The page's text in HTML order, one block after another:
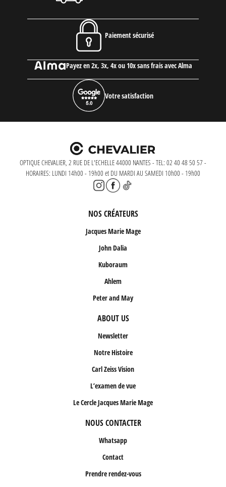
Paiement sécurisé
Payez en 2x, 3x, 4x ou 10x sans frais avec Alma
Votre satisfaction
OPTIQUE CHEVALIER, 2 RUE DE L'ECHELLE 44000 NANTES - TEL: 02 40 48 50 57 -
HORAIRES: LUNDI 14h00 - 19h00 et DU MARDI AU SAMEDI 10h00 - 19h00
NOS CRÉATEURS
Jacques Marie Mage
John Dalia
Kuboraum
Ahlem
Peter and May
ABOUT US
Newsletter
Notre Histoire
Carl Zeiss Vision
L’examen de vue
Le Cercle Jacques Marie Mage
NOUS CONTACTER
Whatsapp
Contact
Prendre rendez-vous